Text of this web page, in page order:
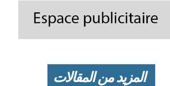
المزيد من المقالات